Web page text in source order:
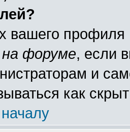
вашего
форуме, если
и
как